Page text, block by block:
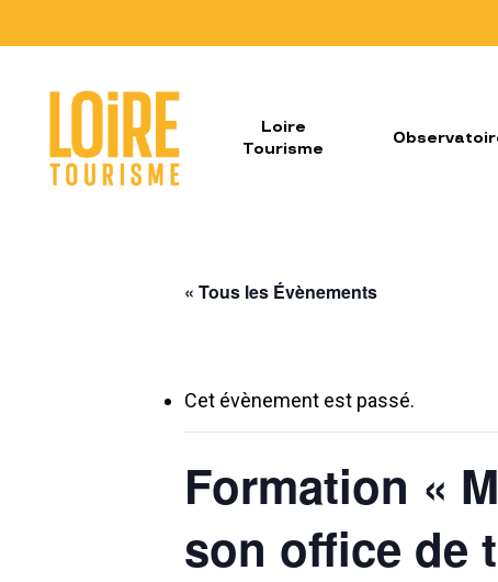
to
Loire
Tourisme
« Tous les Évènements
Cet évènement est passé.
Formation «
son office de